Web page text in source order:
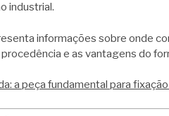
industrial.
informações sobre onde
e as vantagens do
a peça fundamental para